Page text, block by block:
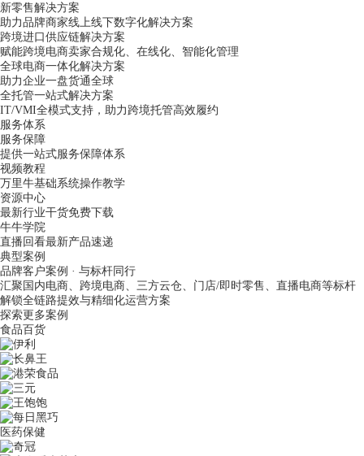
新零售解决方案
助力品牌商家线上线下数字化解决方案
跨境进口供应链解决方案
赋能跨境电商卖家合规化、在线化、智能化管理
全球电商一体化解决方案
助力企业一盘货通全球
全托管一站式解决方案
IT/VMI全模式支持，助力跨境托管高效履约
服务体系
服务保障
提供一站式服务保障体系
视频教程
万里牛基础系统操作教学
资源中心
最新行业干货免费下载
牛牛学院
直播回看最新产品速递
典型案例
品牌客户案例 · 与标杆同行
汇聚国内电商、跨境电商、三方云仓、门店/即时零售、直播电商等标杆
解锁全链路提效与精细化运营方案
探索更多案例
食品百货
医药保健